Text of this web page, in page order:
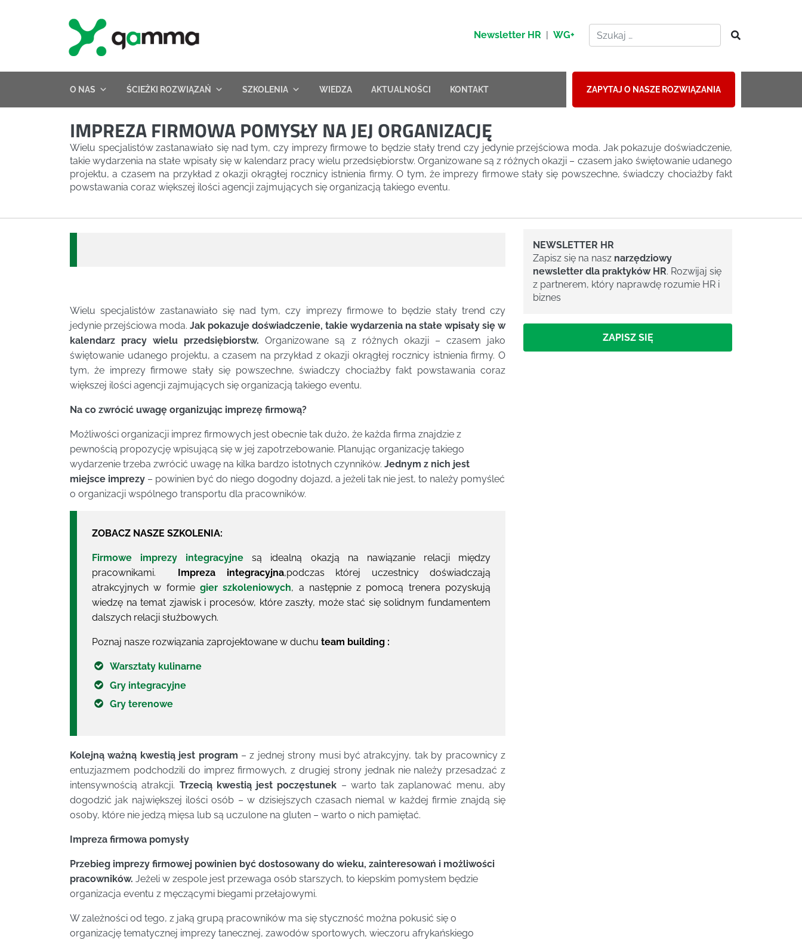
Newsletter HR | WG+
O NAS ŚCIEŻKI ROZWIĄZAŃ SZKOLENIA WIEDZA AKTUALNOŚCI KONTAKT ZAPYTAJ O NASZE ROZWIĄZANIA
IMPREZA FIRMOWA POMYSŁY NA JEJ ORGANIZACJĘ
Wielu specjalistów zastanawiało się nad tym, czy imprezy firmowe to będzie stały trend czy jedynie przejściowa moda. Jak pokazuje doświadczenie,
takie wydarzenia na stałe wpisały się w kalendarz pracy wielu przedsiębiorstw. Organizowane są z różnych okazji – czasem jako świętowanie udanego
projektu, a czasem na przykład z okazji okrągłej rocznicy istnienia firmy. O tym, że imprezy firmowe stały się powszechne, świadczy chociażby fakt
powstawania coraz większej ilości agencji zajmujących się organizacją takiego eventu.
Wielu specjalistów zastanawiało się nad tym, czy imprezy firmowe to będzie stały trend czy
jedynie przejściowa moda. Jak pokazuje doświadczenie, takie wydarzenia na stałe wpisały się w
kalendarz pracy wielu przedsiębiorstw. Organizowane są z różnych okazji – czasem jako
świętowanie udanego projektu, a czasem na przykład z okazji okrągłej rocznicy istnienia firmy. O
tym, że imprezy firmowe stały się powszechne, świadczy chociażby fakt powstawania coraz
większej ilości agencji zajmujących się organizacją takiego eventu.
Na co zwrócić uwagę organizując imprezę firmową?
Możliwości organizacji imprez firmowych jest obecnie tak dużo, że każda firma znajdzie z
pewnością propozycję wpisującą się w jej zapotrzebowanie. Planując organizację takiego
wydarzenie trzeba zwrócić uwagę na kilka bardzo istotnych czynników. Jednym z nich jest
miejsce imprezy – powinien być do niego dogodny dojazd, a jeżeli tak nie jest, to należy pomyśleć
o organizacji wspólnego transportu dla pracowników.
ZOBACZ NASZE SZKOLENIA:
Firmowe imprezy integracyjne są idealną okazją na nawiązanie relacji między
pracownikami.
Impreza integracyjna,podczas której uczestnicy doświadczają
atrakcyjnych w formie gier szkoleniowych, a następnie z pomocą trenera pozyskują
wiedzę na temat zjawisk i procesów, które zaszły, może stać się solidnym fundamentem
dalszych relacji służbowych.
Poznaj nasze rozwiązania zaprojektowane w duchu team building :
Warsztaty kulinarne
Gry integracyjne
Gry terenowe
Kolejną ważną kwestią jest program – z jednej strony musi być atrakcyjny, tak by pracownicy z
entuzjazmem podchodzili do imprez firmowych, z drugiej strony jednak nie należy przesadzać z
intensywnością atrakcji. Trzecią kwestią jest poczęstunek – warto tak zaplanować menu, aby
dogodzić jak największej ilości osób – w dzisiejszych czasach niemal w każdej firmie znajdą się
osoby, które nie jedzą mięsa lub są uczulone na gluten – warto o nich pamiętać.
Impreza firmowa pomysły
Przebieg imprezy firmowej powinien być dostosowany do wieku, zainteresowań i możliwości
pracowników. Jeżeli w zespole jest przewaga osób starszych, to kiepskim pomysłem będzie
organizacja eventu z męczącymi biegami przełajowymi.
W zależności od tego, z jaką grupą pracowników ma się styczność można pokusić się o
organizację tematycznej imprezy tanecznej, zawodów sportowych, wieczoru afrykańskiego
NEWSLETTER HR
Zapisz się na nasz narzędziowy
newsletter dla praktyków HR. Rozwijaj się
z partnerem, który naprawdę rozumie HR i
biznes
ZAPISZ SIĘ